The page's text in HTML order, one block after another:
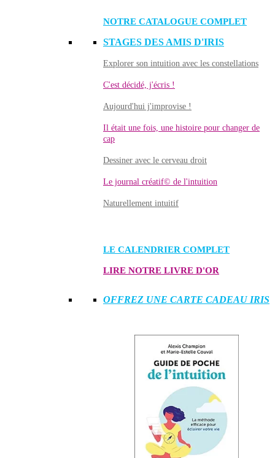
NOTRE CATALOGUE COMPLET
STAGES DES AMIS D'IRIS
Explorer son intuition avec les constellations
C'est décidé, j'écris !
Aujourd'hui j'improvise !
Il était une fois, une histoire pour changer de
cap
Dessiner avec le cerveau droit
Le journal créatif© de l'intuition
Naturellement intuitif
LE CALENDRIER COMPLET
LIRE NOTRE LIVRE D'OR
OFFREZ UNE CARTE CADEAU IRIS